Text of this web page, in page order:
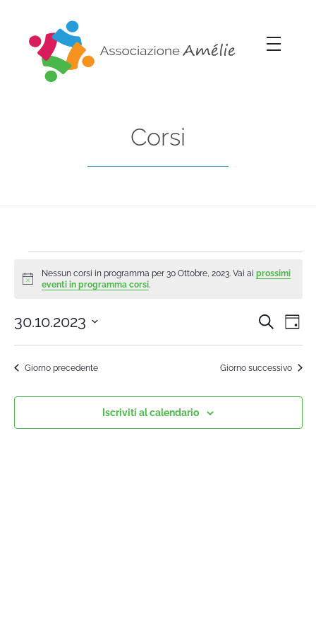
Corsi
Notice
Nessun corsi in programma per 30 Ottobre, 2023. Vai ai prossimi
eventi in programma corsi.
Cerca
30.10.2023
Seleziona
Giorno precedente Giorno successivo
Iscriviti al calendario